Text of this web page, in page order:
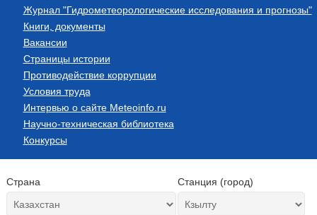
Журнал "Гидрометеорологические исследования и прогнозы"
Книги, документы
Вакансии
Страницы истории
Противодействие коррупции
Условия труда
Интервью о сайте Meteoinfo.ru
Научно-техническая библиотека
Конкурсы
Страна Станция (город)